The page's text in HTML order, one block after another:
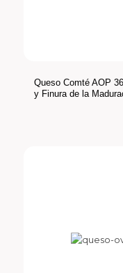
Queso Comté AOP
y Finura de la